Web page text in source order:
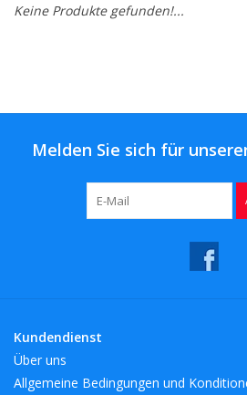
Keine Produkte gefunden!...
Melden Sie sich für
Kundendienst
Über uns
Allgemeine Bedingungen und